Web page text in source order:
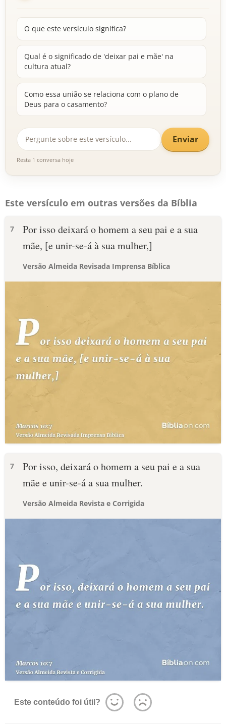
O que este versículo significa?
Qual é o significado de 'deixar pai e mãe' na
cultura atual?
Como essa união se relaciona com o plano de
Deus para o casamento?
Enviar
Resta 1 conversa hoje
Este versículo em outras versões da Bíblia
7
Por isso deixará o homem a seu pai e a sua
mãe, [e unir-se-á à sua mulher,]
Versão Almeida Revisada Imprensa Bíblica
7
Por isso, deixará o homem a seu pai e a sua
mãe e unir-se-á a sua mulher.
Versão Almeida Revista e Corrigida
Este conteúdo foi útil?